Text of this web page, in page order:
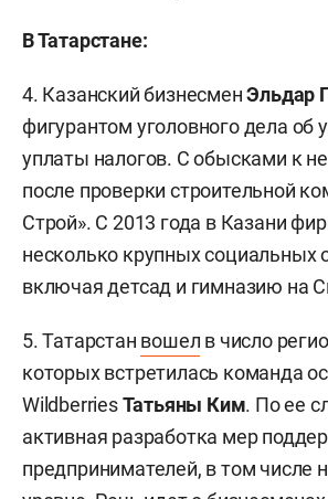
В Татарстане:
4. Казанский бизнесменЭльдар
фигурантом уголовного дела об
уплаты налогов. С обысками к
после проверки строительной
Строй». С 2013 года в Казани
несколько крупных социальных
включая детсад и гимназию на
5. Татарстан вошел в число
которых встретилась команда
WildberriesТатьяны Ким. По ее
активная разработка мер
предпринимателей, в том числе